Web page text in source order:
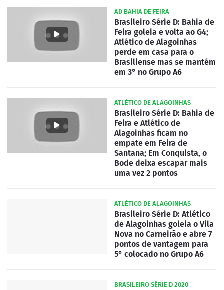
AD BAHIA DE FEIRA
Brasileiro Série D: Bahia de
Feira goleia e volta ao G4;
Atlético de Alagoinhas
perde em casa para o
Brasiliense mas se mantém
em 3° no Grupo A6
ATLÉTICO DE ALAGOINHAS
Brasileiro Série D: Bahia de
Feira e Atlético de
Alagoinhas ficam no
empate em Feira de
Santana; Em Conquista, o
Bode deixa escapar mais
uma vez 2 pontos
ATLÉTICO DE ALAGOINHAS
Brasileiro Série D: Atlético
de Alagoinhas goleia o Vila
Nova no Carneirão e abre 7
pontos de vantagem para
5° colocado no Grupo A6
BRASILEIRO SÉRIE D 2020